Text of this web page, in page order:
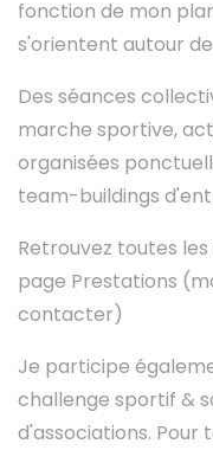
fonction de mon
s'orientent autour
Des séances
marche sportive,
organisées
team-buildings
Retrouvez toutes
page Prestations
contacter)
Je participe
challenge sportif &
d'associations.